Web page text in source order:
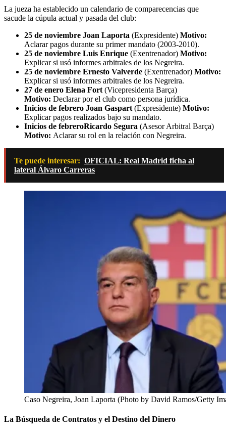
La jueza ha establecido un calendario de comparecencias que
sacude la cúpula actual y pasada del club:
25 de noviembre Joan Laporta (Expresidente) Motivo:
Aclarar pagos durante su primer mandato (2003-2010).
25 de noviembre Luis Enrique (Exentrenador) Motivo:
Explicar si usó informes arbitrales de los Negreira.
25 de noviembre Ernesto Valverde (Exentrenador) Motivo:
Explicar si usó informes arbitrales de los Negreira.
27 de enero Elena Fort (Vicepresidenta Barça)
Motivo: Declarar por el club como persona jurídica.
Inicios de febrero Joan Gaspart (Expresidente) Motivo:
Explicar pagos realizados bajo su mandato.
Inicios de febreroRicardo Segura (Asesor Arbitral Barça)
Motivo: Aclarar su rol en la relación con Negreira.
Te puede interesar: OFICIAL: Real Madrid ficha al
lateral Álvaro Carreras
Caso Negreira, Joan Laporta (Photo by David Ramos/Getty
La Búsqueda de Contratos y el Destino del Dinero